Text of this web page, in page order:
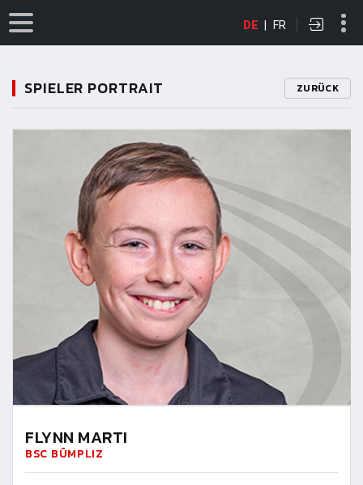
DE | FR
SPIELER PORTRAIT ZURÜCK
FLYNN MARTI
BSC BÜMPLIZ